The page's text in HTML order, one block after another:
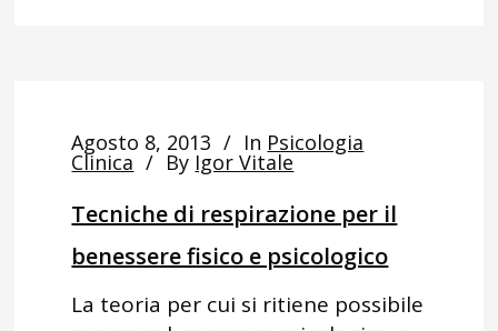
Agosto 8, 2013 In Psicologia
Clinica By Igor Vitale
Tecniche di respirazione per il
benessere fisico e psicologico
La teoria per cui si ritiene possibile